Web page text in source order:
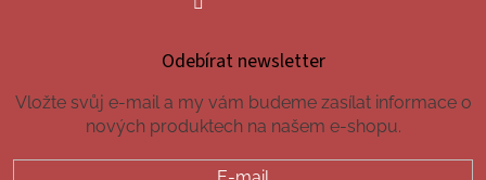
Odebírat newsletter
Vložte svůj e-mail a my vám budeme zasílat informace o
nových produktech na našem e-shopu.